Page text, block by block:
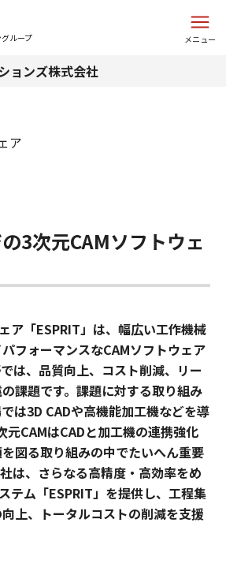
ループ メニュー
ョンズ株式会社
ア
3次元CAMソフトウェ
ア「ESPRIT」は、幅広い工作機械
フォーマンスなCAMソフトウェア
は、品質向上、コスト削減、リー
課題です。課題に対する取り組み
は3D CADや高機能加工機などを導
元CAMはCADと加工機の連携強化
図る取り組みの中でたいへん重要
は、さらなる高精度・高効率をめ
テム「ESPRIT」を提供し、工程集
上、トータルコストの削減を支援